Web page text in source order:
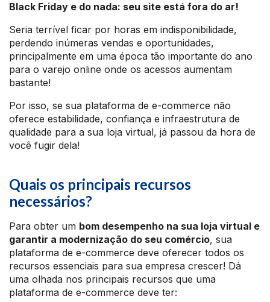
Black Friday e do nada: seu site está fora do ar!
Seria terrível ficar por horas em indisponibilidade,
perdendo inúmeras vendas e oportunidades,
principalmente em uma época tão importante do ano
para o varejo online onde os acessos aumentam
bastante!
Por isso, se sua plataforma de e-commerce não
oferece estabilidade, confiança e infraestrutura de
qualidade para a sua loja virtual, já passou da hora de
você fugir dela!
Quais os principais recursos
necessários?
Para obter um bom desempenho na sua loja virtual e
garantir a modernização do seu comércio, sua
plataforma de e-commerce deve oferecer todos os
recursos essenciais para sua empresa crescer! Dá
uma olhada nos principais recursos que uma
plataforma de e-commerce deve ter: